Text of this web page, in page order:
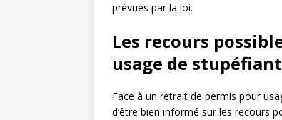
prévues par la loi.
Les recours
usage de
Face à un retrait de permis pour
d’être bien informé sur les recours